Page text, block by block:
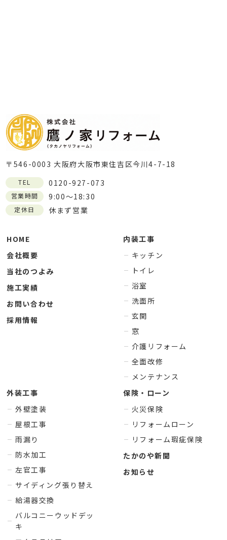
〒546-0003 大阪府大阪市東住吉区今川4-7-18
TEL 0120-927-073
営業時間 9:00～18:30
定休日 休まず営業
HOME
会社概要
当社のつよみ
施工実績
お問い合わせ
採用情報
内装工事
キッチン
トイレ
浴室
洗面所
玄関
窓
介護リフォーム
全面改修
メンテナンス
外装工事
外壁塗装
屋根工事
雨漏り
防水加工
左官工事
サイディング張り替え
給湯器交換
バルコニーウッドデッ
キ
保険・ローン
火災保険
リフォームローン
リフォーム瑕疵保険
たかのや新聞
お知らせ